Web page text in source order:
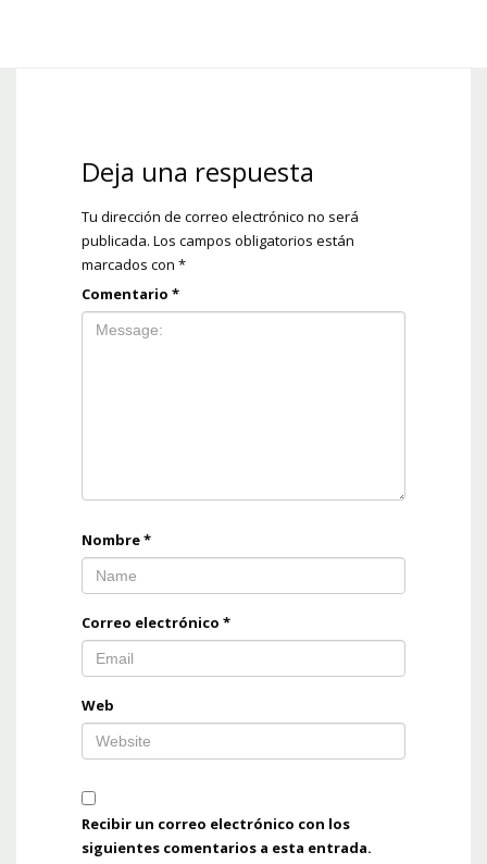
Deja una respuesta
Tu dirección de correo electrónico no será
publicada. Los campos obligatorios están
marcados con *
Comentario *
Nombre*
Correo electrónico *
Web
Recibir un correo electrónico con los
siguientes comentarios a esta entrada.